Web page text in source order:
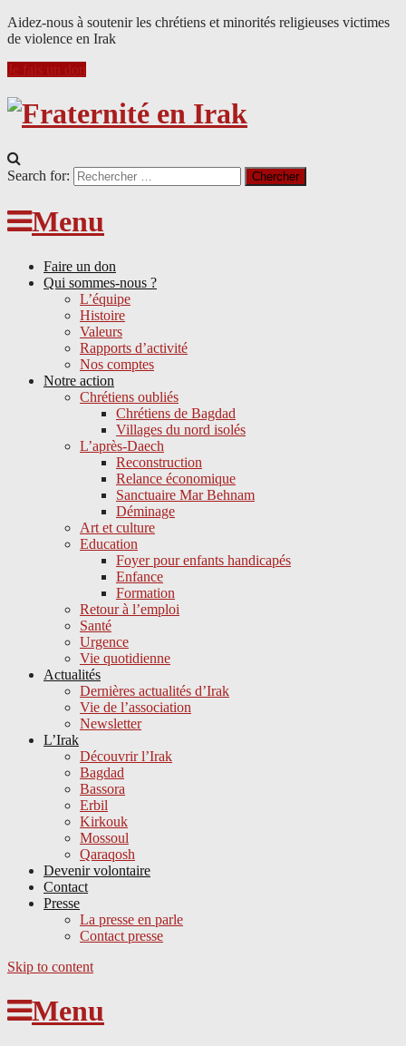
Aidez-nous à soutenir les chrétiens et minorités religieuses victimes
de violence en Irak
Je fais un don
Search for:
Menu
Faire un don
Qui sommes-nous ?
L’équipe
Histoire
Valeurs
Rapports d’activité
Nos comptes
Notre action
Chrétiens oubliés
Chrétiens de Bagdad
Villages du nord isolés
L’après-Daech
Reconstruction
Relance économique
Sanctuaire Mar Behnam
Déminage
Art et culture
Education
Foyer pour enfants handicapés
Enfance
Formation
Retour à l’emploi
Santé
Urgence
Vie quotidienne
Actualités
Dernières actualités d’Irak
Vie de l’association
Newsletter
L’Irak
Découvrir l’Irak
Bagdad
Bassora
Erbil
Kirkouk
Mossoul
Qaraqosh
Devenir volontaire
Contact
Presse
La presse en parle
Contact presse
Skip to content
Menu